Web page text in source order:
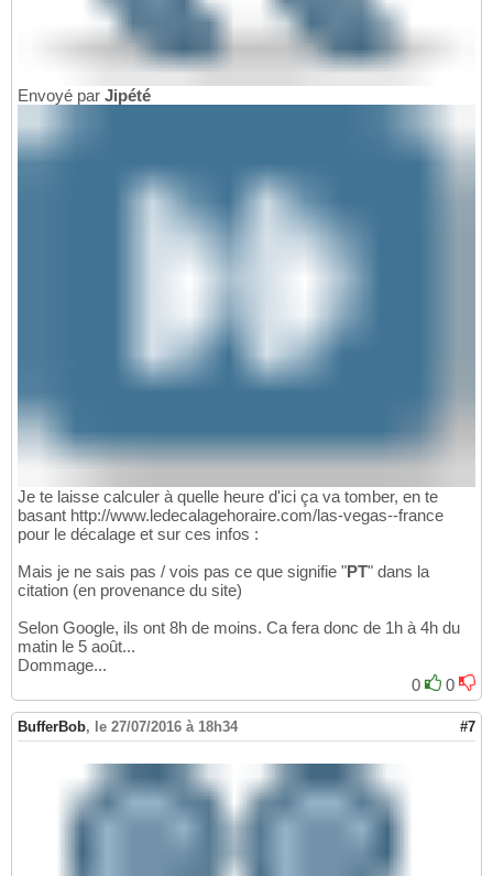
Envoyé par Jipété
Je te laisse calculer à quelle heure d'ici ça va tomber, en te
basant http://www.ledecalagehoraire.com/las-vegas--france
pour le décalage et sur ces infos :
Mais je ne sais pas / vois pas ce que signifie "PT" dans la
citation (en provenance du site)
Selon Google, ils ont 8h de moins. Ca fera donc de 1h à 4h du
matin le 5 août...
Dommage...
0
0
BufferBob, le 27/07/2016 à 18h34 #7